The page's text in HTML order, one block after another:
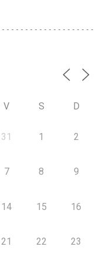
V S D
31 1 2
7 8 9
14 15 16
21 22 23